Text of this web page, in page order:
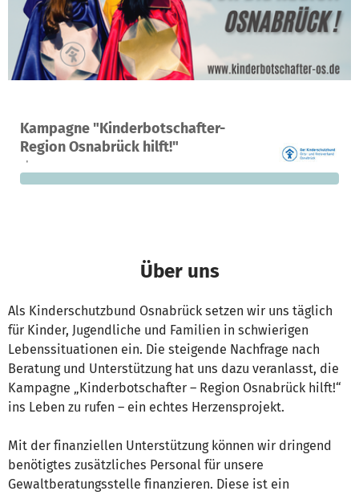
Kampagne "Kinderbotschafter-
Region Osnabrück hilft!"
Ein Projekt in Osnabrück, Deutschland
0
Spenden
0 %
fehlen noch
Über uns
Als Kinderschutzbund Osnabrück setzen wir uns täglich
für Kinder, Jugendliche und Familien in schwierigen
Lebenssituationen ein. Die steigende Nachfrage nach
Beratung und Unterstützung hat uns dazu veranlasst, die
Kampagne „Kinderbotschafter – Region Osnabrück hilft!“
ins Leben zu rufen – ein echtes Herzensprojekt.
Mit der finanziellen Unterstützung können wir dringend
benötigtes zusätzliches Personal für unsere
Gewaltberatungsstelle finanzieren. Diese ist ein